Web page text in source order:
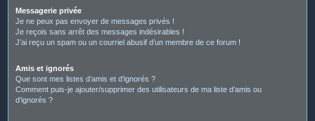
Messagerie privée
Je ne peux pas envoyer de messages privés !
Je reçois sans arrêt des messages indésirables !
J’ai reçu un spam ou un courriel abusif d’un membre de ce forum !
Amis et ignorés
Que sont mes listes d’amis et d’ignorés ?
Comment puis-je ajouter/supprimer des utilisateurs de ma liste d’amis ou
d’ignorés ?